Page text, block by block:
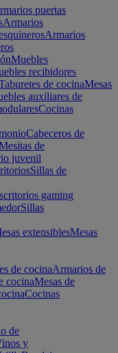
puertas
Armarios
Armarios
Muebles
recibidores
de cocinaMesas
auxiliares de
Cocinas
Cabeceros de
de
juvenil
Sillas de
gaming
Sillas
extensiblesMesas
de cocinaArmarios de
cocinaMesas de
Cocinas
de
y